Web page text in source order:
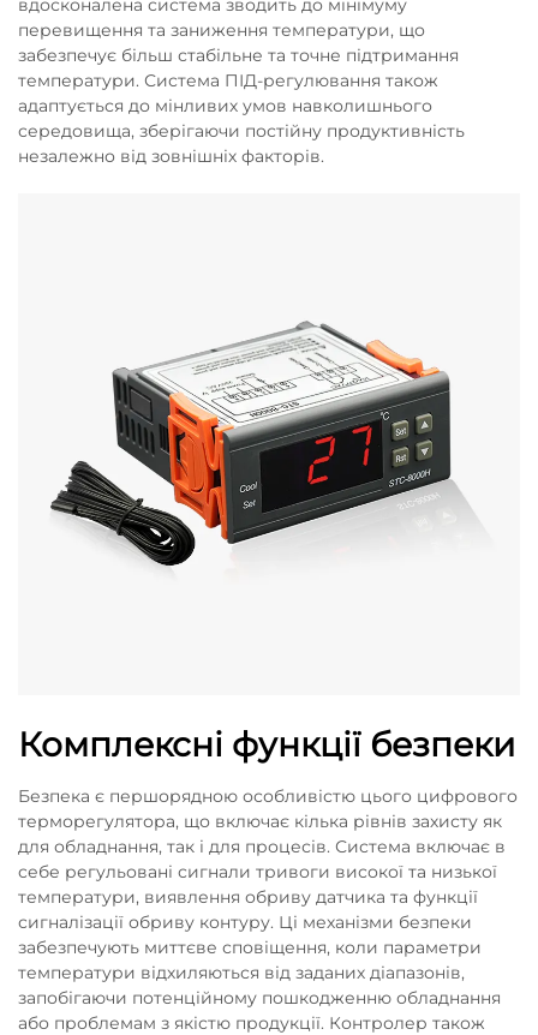
вдосконалена система зводить до мінімуму
перевищення та заниження температури, що
забезпечує більш стабільне та точне підтримання
температури. Система ПІД-регулювання також
адаптується до мінливих умов навколишнього
середовища, зберігаючи постійну продуктивність
незалежно від зовнішніх факторів.
Комплексні функції безпеки
Безпека є першорядною особливістю цього цифрового
терморегулятора, що включає кілька рівнів захисту як
для обладнання, так і для процесів. Система включає в
себе регульовані сигнали тривоги високої та низької
температури, виявлення обриву датчика та функції
сигналізації обриву контуру. Ці механізми безпеки
забезпечують миттєве сповіщення, коли параметри
температури відхиляються від заданих діапазонів,
запобігаючи потенційному пошкодженню обладнання
або проблемам з якістю продукції. Контролер також